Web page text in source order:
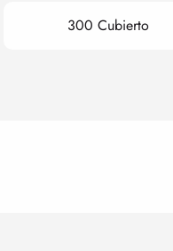
300 Cubierto